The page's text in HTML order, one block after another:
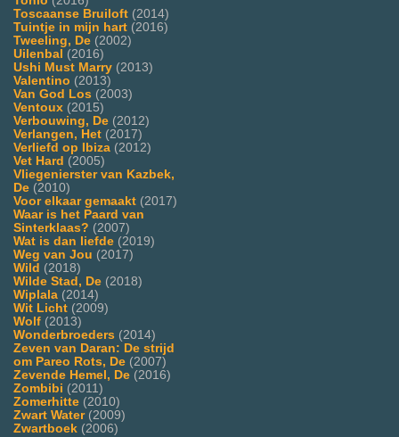
Toscaanse Bruiloft (2014)
Tuintje in mijn hart (2016)
Tweeling, De (2002)
Uilenbal (2016)
Ushi Must Marry (2013)
Valentino (2013)
Van God Los (2003)
Ventoux (2015)
Verbouwing, De (2012)
Verlangen, Het (2017)
Verliefd op Ibiza (2012)
Vet Hard (2005)
Vliegenierster van Kazbek,
De (2010)
Voor elkaar gemaakt (2017)
Waar is het Paard van
Sinterklaas? (2007)
Wat is dan liefde (2019)
Weg van Jou (2017)
Wild (2018)
Wilde Stad, De (2018)
Wiplala (2014)
Wit Licht (2009)
Wolf (2013)
Wonderbroeders (2014)
Zeven van Daran: De strijd
om Pareo Rots, De (2007)
Zevende Hemel, De (2016)
Zombibi (2011)
Zomerhitte (2010)
Zwart Water(2009)
Zwartboek (2006)